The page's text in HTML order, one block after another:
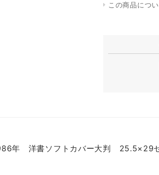
この商品につ
年 洋書ソフトカバー大判 25.5×29